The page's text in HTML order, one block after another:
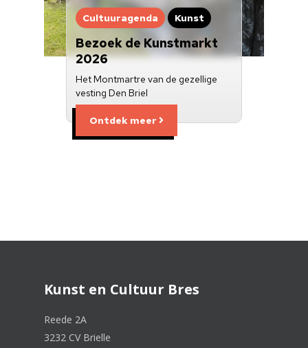
Cultuuragenda Kunst
Bezoek de Kunstmarkt
2026
Het Montmartre van de gezellige
vesting Den Briel
Ontdek meer
Kunst en Cultuur Bres
Reede 2A
3232 CV Brielle